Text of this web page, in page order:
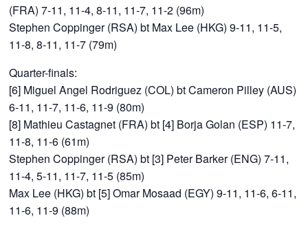
(FRA) 7-11, 11-4, 8-11, 11-7, 11-2 (96m)
Stephen Coppinger (RSA) bt Max Lee (HKG) 9-11, 11-5,
11-8, 8-11, 11-7 (79m)
Quarter-finals:
[6] Miguel Angel Rodriguez (COL) bt Cameron Pilley (AUS)
6-11, 11-7, 11-6, 11-9 (80m)
[8] Mathieu Castagnet (FRA) bt [4] Borja Golan (ESP) 11-7,
11-8, 11-6 (61m)
Stephen Coppinger (RSA) bt [3] Peter Barker (ENG) 7-11,
11-4, 5-11, 11-7, 11-5 (85m)
Max Lee (HKG) bt [5] Omar Mosaad (EGY) 9-11, 11-6, 6-11,
11-6, 11-9 (88m)